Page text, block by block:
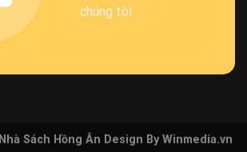
chúng tôi
Nhà Sách Hồng Ân Design By Winmedia.vn